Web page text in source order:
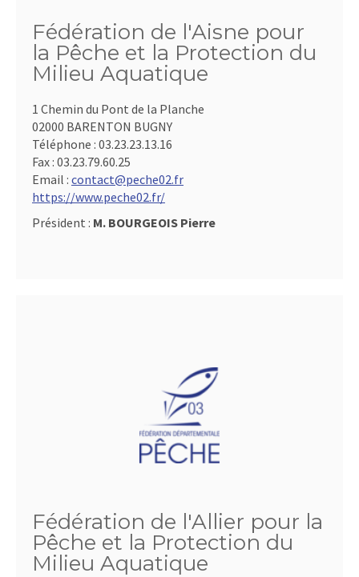
Fédération de l'Aisne pour
la Pêche et la Protection du
Milieu Aquatique
1 Chemin du Pont de la Planche
02000 BARENTON BUGNY
Téléphone : 03.23.23.13.16
Fax : 03.23.79.60.25
Email : contact@peche02.fr
https://www.peche02.fr/
Président : M. BOURGEOIS Pierre
Fédération de l'Allier pour la
Pêche et la Protection du
Milieu Aquatique